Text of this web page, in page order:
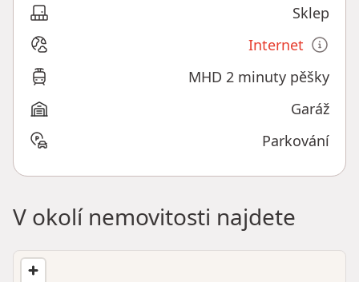
Sklep
Internet
MHD 2 minuty pěšky
Garáž
Parkování
V okolí nemovitosti najdete